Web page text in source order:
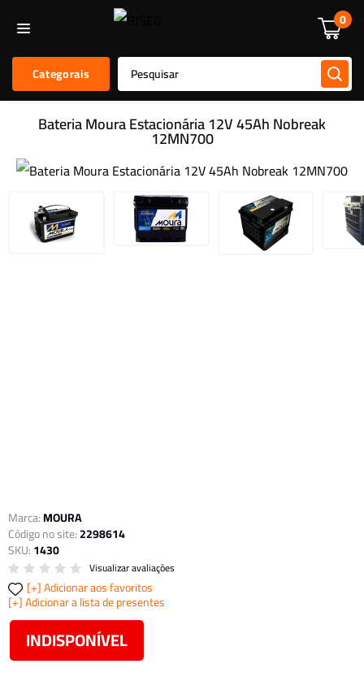
0
Categorais
Alarmes E Sensores
Bateria Moura Estacionária 12V 45Ah Nobreak
12MN700
Marca:MOURA
Código no site:2298614
SKU:1430
Visualizar avaliações
Adicionar aos favoritos
Adicionar a lista de presentes
INDISPONÍVEL